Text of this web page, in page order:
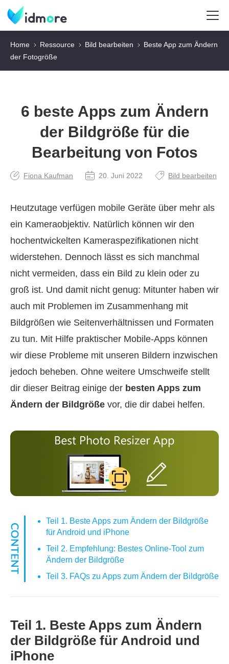
Home Ressource Bild bearbeiten
Beste App zum Ändern
der Fotogröße
6 beste Apps zum Ändern
der Bildgröße für die
Bearbeitung von Fotos
Fiona Kaufman 20. Juni 2022 Bild bearbeiten
Heutzutage verfügen mobile Geräte über mehr als
ein Kameraobjektiv. Natürlich können wir den
hochentwickelten Kameraspezifikationen nicht
widerstehen. Dennoch lässt es sich manchmal
nicht vermeiden, dass ein Bild zu klein oder zu
groß ist. Und damit nicht genug: Mitunter haben wir
auch mit Problemen im Zusammenhang mit
Bildgrößen wie Seitenverhältnissen und Formaten
zu tun. Mit Hilfe praktischer Mobile-Apps können
wir diese Probleme mit unseren Bildern inzwischen
jedoch beheben. Ohne weitere Umschweife stellt
dir dieser Beitrag einige der besten Apps zum
Ändern der Bildgröße vor, die dir dabei helfen.
Teil 1. Beste Apps zum Ändern der Bildgröße
für Android und iPhone
Teil 2. Empfehlung: Bestes Online-Tool zum
Ändern der Bildgröße
Teil 3. FAQs zu Apps zum Ändern der Bildgröße
Teil 1. Beste Apps zum Ändern
der Bildgröße für Android und
iPhone